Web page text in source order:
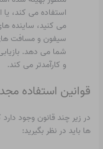
استفاده می کند، یا
می کنید، ساینده
سیفون و مسافت
شما می دهد.
و کارآمدتر می کند.
قوانین استفاده
در زیر چند قانون وجود دارد
ها باید در نظر بگیرید: